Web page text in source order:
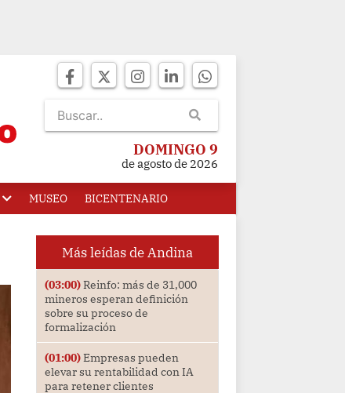
DOMINGO 9
de agosto de 2026
MUSEO BICENTENARIO
Más leídas de Andina
(03:00)Reinfo: más de 31,000
mineros esperan definición
sobre su proceso de
formalización
(01:00)Empresas pueden
elevar su rentabilidad con IA
para retener clientes